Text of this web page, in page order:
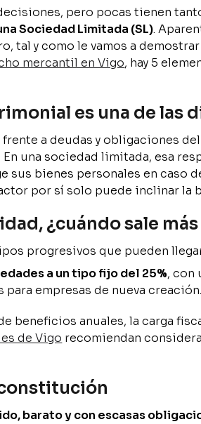
pero pocas tienen
Sociedad Limitada (SL).
tal y como le vamos a
mercantil en Vigo, hay 5
es una de las
a deudas y obligaciones
una sociedad limitada, esa
sus bienes personales en caso
por sí solo puede inclinar la
¿cuándo sale
progresivos que pueden llegar
a un tipo fijo del 25%, con
empresas de nueva creación.
beneficios anuales, la carga
de Vigo recomiendan
barato y con escasas